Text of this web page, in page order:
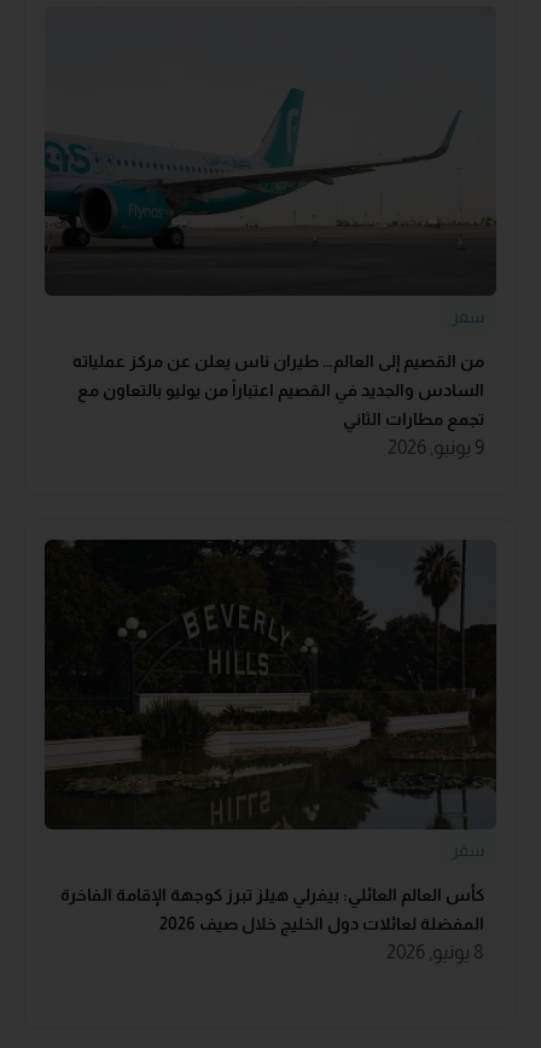
سفر
من القصيم إلى العالم… طيران ناس يعلن عن مركز عملياته
السادس والجديد في القصيم اعتباراً من يوليو بالتعاون مع
تجمع مطارات الثاني
9 يونيو, 2026
سفر
كأس العالم العائلي: بيفرلي هيلز تبرز كوجهة الإقامة الفاخرة
المفضلة لعائلات دول الخليج خلال صيف 2026
8 يونيو, 2026